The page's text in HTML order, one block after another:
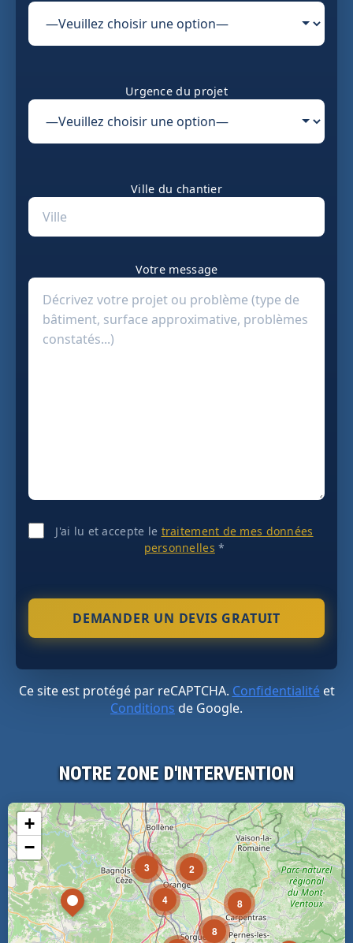
Urgence du projet
Ville du chantier
Votre message
J'ai lu et accepte le traitement de mes données
personnelles *
Ce site est protégé par reCAPTCHA. Confidentialitéet
Conditions de Google.
NOTRE ZONE D'INTERVENTION
3 2
4
8
8
+
−